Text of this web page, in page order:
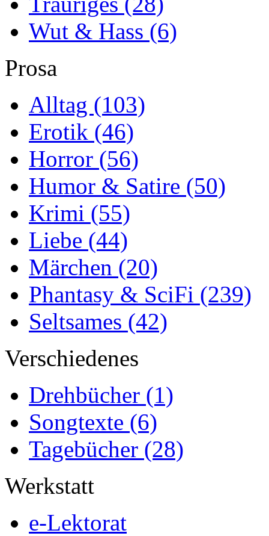
Wut & Hass (6)
Prosa
Alltag (103)
Erotik (46)
Horror (56)
Humor & Satire (50)
Krimi (55)
Liebe (44)
Märchen (20)
Phantasy & SciFi (239)
Seltsames (42)
Verschiedenes
Drehbücher (1)
Songtexte (6)
Tagebücher (28)
Werkstatt
e-Lektorat